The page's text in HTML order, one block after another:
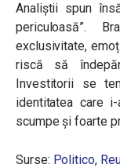
Analiștii spun
periculoasă”.
exclusivitate,
riscă să
Investitorii se
identitatea care
scumpe și foarte
Surse: Politico,